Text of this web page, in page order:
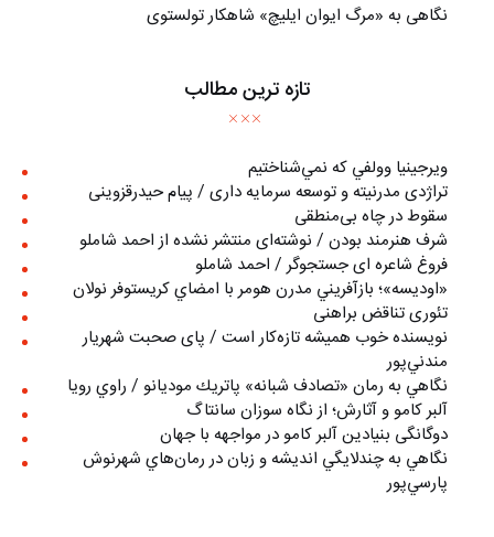
نگاهی به «مرگ ايوان ايليچ» شاهکار تولستوی
تازه ترین مطالب
ويرجينيا وولفي كه نمي‌شناختيم
تراژدی مدرنیته و توسعه سرمایه داری / پیام حیدرقزوینی
سقوط در چاه بی‌منطقی
شرف هنرمند بودن / نوشته‌ای منتشر نشده از احمد شاملو
فروغ شاعره ای جستجوگر / احمد شاملو
«اوديسه»؛ بازآفريني مدرن هومر با امضاي كريستوفر نولان
تئوری تناقض براهنی
نويسنده خوب هميشه تازه‌كار است / پای صحبت شهريار
مندني‌پور
نگاهي به رمان «تصادف شبانه» پاتريك موديانو / راوي رويا
آلبر کامو و آثارش؛ از نگاه سوزان سانتاگ
دوگانگی بنیادین آلبر کامو در مواجهه با جهان
نگاهي به چندلايگي انديشه و زبان در رمان‌هاي شهرنوش
پارسي‌پور